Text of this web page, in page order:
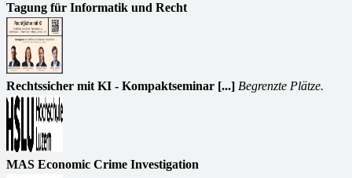
Tagung für Informatik und Recht
Rechtssicher mit KI - Kompaktseminar [...] Begrenzte Plätze.
MAS Economic Crime Investigation